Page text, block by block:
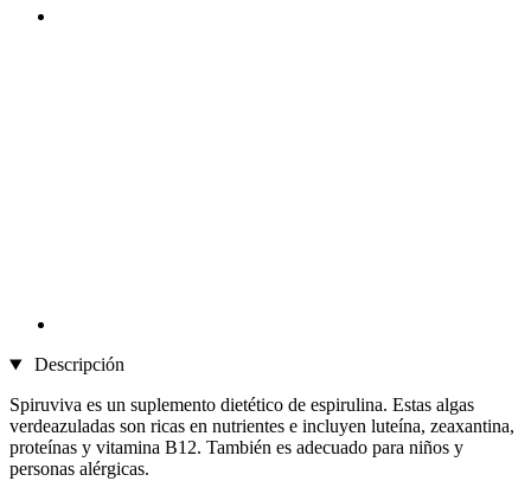
Descripción
Spiruviva es un suplemento dietético de espirulina. Estas algas
verdeazuladas son ricas en nutrientes e incluyen luteína, zeaxantina,
proteínas y vitamina B12. También es adecuado para niños y
personas alérgicas.